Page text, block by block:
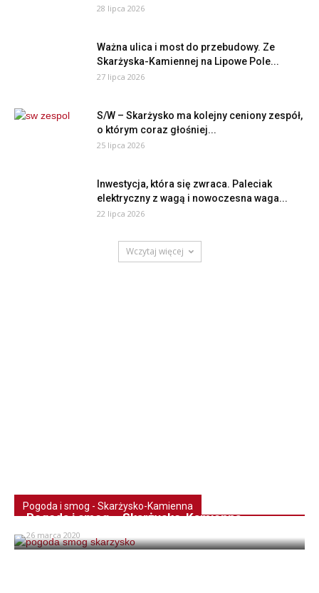
28 lipca 2026
Ważna ulica i most do przebudowy. Ze
Skarżyska-Kamiennej na Lipowe Pole...
27 lipca 2026
S/W – Skarżysko ma kolejny ceniony zespół,
o którym coraz głośniej...
25 lipca 2026
Inwestycja, która się zwraca. Paleciak
elektryczny z wagą i nowoczesna waga...
22 lipca 2026
Wczytaj więcej
Pogoda i smog - Skarżysko-Kamienna
Pogoda i smog – Skarżysko-Kamienna
26 marca 2020